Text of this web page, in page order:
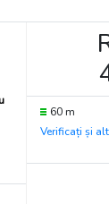
60 m
Verificați și